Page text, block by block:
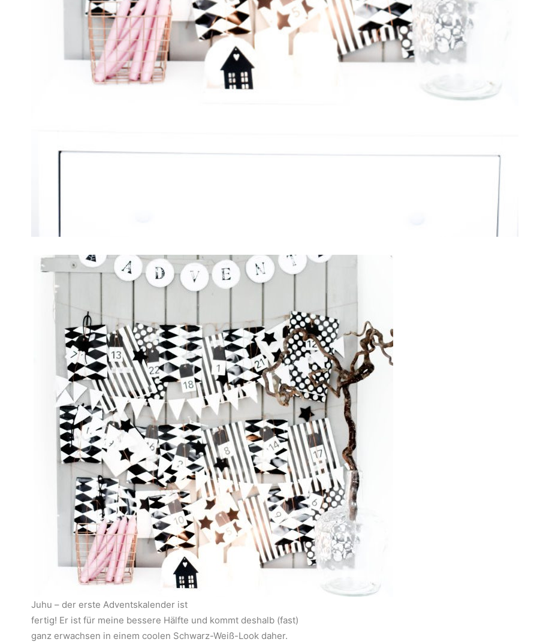
Juhu – der erste Adventskalender ist
fertig! Er ist für meine bessere Hälfte und kommt deshalb (fast)
ganz erwachsen in einem coolen Schwarz-Weiß-Look daher.